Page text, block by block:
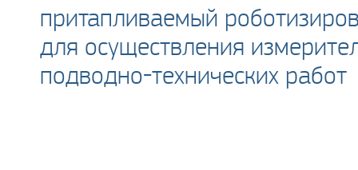
притапливаемый
для осуществления
подводно-технических работ